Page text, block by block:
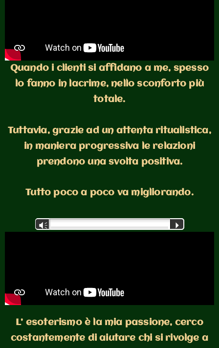
Quando i clienti si affidano a me, spesso
lo fanno in lacrime, nello sconforto più
totale.
Tuttavia, grazie ad un attenta ritualistica,
in maniera progressiva le relazioni
prendono una svolta positiva.
Tutto poco a poco va migliorando.
Audio
Vm P
L’ esoterismo è la mia passione, cerco
costantemente di aiutare chi si rivolge a